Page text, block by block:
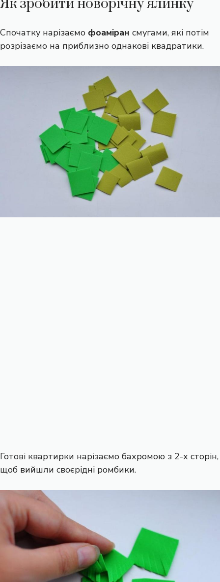
Як зробити новорічну ялинку
Спочатку нарізаємо фоаміран смугами, які потім
розрізаємо на приблизно однакові квадратики.
Готові квартирки нарізаємо бахромою з 2-х сторін,
щоб вийшли своєрідні ромбики.